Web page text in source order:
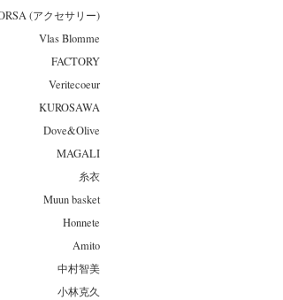
(アクセサリー)
Vlas Blomme
FACTORY
Veritecoeur
KUROSAWA
Dove&Olive
MAGALI
糸衣
Muun basket
Honnete
Amito
中村智美
小林克久